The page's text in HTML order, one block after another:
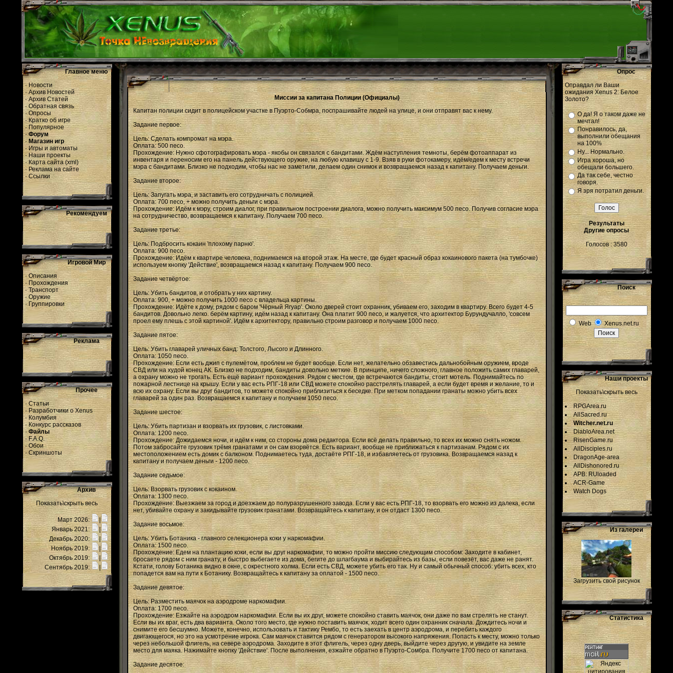
Главное меню
·Новости
·Архив Новостей
·Архив Статей
·Обратная связь
·Опросы
·Кратко об игре
· Популярное
· Форум
·Магазин игр
· Игры и автоматы
·Наши проекты
·Карта сайта(xml )
·Реклама на сайте
·Ссылки
Рекомендуем
Игровой Мир
·Описания
·Прохождения
·Транспорт
·Оружие
·Группировки
Реклама
Прочее
·Статьи
·Разработчики о Xenus
·Колумбия
·Конкурс рассказов
·Файлы
·F.A.Q.
· Обои
· Скриншоты
Архив
Показать\скрыть весь
Март 2026:
|
Январь 2021:
|
Декабрь 2020:
|
Ноябрь 2019:
Октябрь 2019:
Сентябрь 2019:
Миссии за капитана Полиции (Официалы)
Капитан полиции сидит в полицейском участке в Пуэрто-Собмра, поспрашивайте людей на улице, и они отправят вас к нему.
Задание первое:
Цель: Сделать компромат на мэра.
Оплата: 500 песо.
Прохождение: Нужно сфотографировать мэра - якобы он связался с бандитами. Ждём наступления темноты, берём фотоаппарат из
инвентаря и переносим его на панель действующего оружие, на любую клавишу с 1-9. Взяв в руки фотокамеру, идём/едем к месту встречи
мэра с бандитами. Близко не подходим, чтобы нас не заметили, делаем один снимок и возвращаемся назад к капитану. Получаем деньги.
Задание второе:
Цель: Запугать мэра, и заставить его сотрудничать с полицией.
Оплата: 700 песо, + можно получить деньги с мэра.
Прохождение: Идём к мэру, строим диалог, при правильном построении диалога, можно получить максимум 500 песо. Получив согласие мэра
на сотрудничество, возвращаемся к капитану. Получаем 700 песо.
Задание третье:
Цель: Подбросить кокаин 'плохому парню'.
Оплата: 900 песо.
Прохождение: Идём к квартире человека, поднимаемся на второй этаж. На месте, где будет красный образ кокаинового пакета (на тумбочке)
используем кнопку 'Действие', возвращаемся назад к капитану. Получаем 900 песо.
Задание четвёртое:
Цель: Убить бандитов, и отобрать у них картину.
Оплата: 900, + можно получить 1000 песо с владельца картины.
Прохождение: Идёте к дому, рядом с баром 'Чёрный Ягуар'. Около дверей стоит охранник, убиваем его, заходим в квартиру. Всего будет 4-5
бандитов. Довольно легко. берём картину, идём назад к капитану. Она платит 900 песо, и жалуется, что архитектор Бурундучалло, 'совсем
проел ему плешь с этой картиной'. Идём к архитектору, правильно строим разговор и получаем 1000 песо.
Задание пятое:
Цель: Убить главарей уличных банд: Толстого, Лысого и Длинного.
Оплата: 1050 песо.
Прохождение: Если есть джип с пулемётом, проблем не будет вообще. Если нет, желательно обзавестись дальнобойным оружием, вроде
СВД или на худой конец АК. Близко не подходим, бандиты довольно меткие. В принципе, ничего сложного, главное положить самих главарей,
а охрану можно не трогать. Есть ещё вариант прохождения. Рядом с местом, где встречаются бандиты, стоит мотель. Поднимайтесь по
пожарной лестнице на крышу. Если у вас есть РПГ-18 или СВД можете спокойно расстрелять главарей, а если будет время и желание, то и
всю их охрану. Если вы друг бандитов, то можете спокойно приблизиться к беседке. При метком попадании гранаты можно убить всех
главарей за один раз. Возвращаемся к капитану и получаем 1050 песо.
Задание шестое:
Цель: Убить партизан и взорвать их грузовик, с листовками.
Оплата: 1200 песо.
Прохождение: Дожидаемся ночи, и идём к ним, со стороны дома редактора. Если всё делать правильно, то всех их можно снять ножом.
Потом забросайте грузовик трёмя гранатами и он сам взорвётся. Есть вариант, вообще не приближаться к партизанам. Рядом с их
местоположением есть домик с балконом. Поднимаетесь туда, достаёте РПГ-18, и избавляетесь от грузовика. Возвращаемся назад к
капитану и получаем деньги - 1200 песо.
Задание седьмое:
Цель: Взорвать грузовик с кокаином.
Оплата: 1300 песо.
Прохождение: Выезжаем за город и доезжаем до полуразрушенного завода. Если у вас есть РПГ-18, то взорвать его можно из далека, если
нет, убивайте охрану и закидывайте грузовик гранатами. Возвращайтесь к капитану, и он отдаст 1300 песо.
Задание восьмое:
Цель: Убить Ботаника - главного селекционера коки у наркомафии.
Оплата: 1500 песо.
Прохождение: Едем на плантацию коки, если вы друг наркомафии, то можно пройти миссию следующим способом: Заходите в кабинет,
бросаете рядом с ним гранату, и быстро выбегаете из дома, бегите до шлагбаума и выбирайтесь из базы, если повезёт, вас даже не ранят.
Кстати, голову Ботаника видно в окне, с окрестного холма. Если есть СВД, можете убить его так. Ну и самый обычный способ: убить всех, кто
попадется вам на пути к Ботанику. Возвращайтесь к капитану за оплатой - 1500 песо.
Задание девятое:
Цель: Разместить маячок на аэродроме наркомафии.
Оплата: 1700 песо.
Прохождение: Езжайте на аэродром наркомафии. Если вы их друг, можете спокойно ставить маячок, они даже по вам стрелять не станут.
Если вы их враг, есть два варианта. Около того место, где нужно поставить маячок, ходит всего один охранник сначала. Дождитесь ночи и
снимите его бесшумно. Можете, конечно, использовать и тактику Рембо, то есть заехать в центр аэродрома, и перебить каждого
двигающегося, но это на усмотрение игрока. Сам маячок ставится рядом с генератором высокого напряжения. Попасть к месту, можно только
через небольшой флигель, на севере аэродрома. Заходите в этот флигель, через одну дверь, выйдите через другую, и увидите на земле
место для маяка. Нажимайте кнопку 'Действие'. После выполнения, езжайте обратно в Пуэрто-Сомбра. Получите 1700 песо от капитана.
Задание десятое:
Опрос
Оправдал ли Ваши
ожидания Xenus 2: Белое
Золото?
О да! Я о таком даже не
мечтал!
Понравилось, да,
выполнили обещания
на 100%
Ну... Нормально.
Игра хороша, но
обещали большего.
Да так себе, честно
говоря.
Я зря потратил деньги.
Результаты
Другие опросы
Голосов : 3580
Поиск
Web Xenus.net.ru
Наши проекты
Показать\скрыть весь
RPGArea.ru
AllSacred.ru
Witcher.net.ru
DiabloArea.net
RisenGame.ru
AllDisciples.ru
DragonAge-area
AllDishonored.ru
APB: RUloaded
ACR-Game
Watch Dogs
Из галереи
Загрузить свой рисунок
Статистика